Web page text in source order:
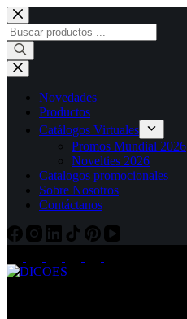
Novedades
Productos
Catálogos Virtuales
Promos Mundial 2026
Novelties 2026
Catalogos promocionales
Sobre Nosotros
Contáctanos